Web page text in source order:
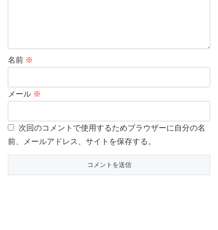
名前 ※
メール ※
次回のコメントで使用するためブラウザーに自分の名
前、メールアドレス、サイトを保存する。